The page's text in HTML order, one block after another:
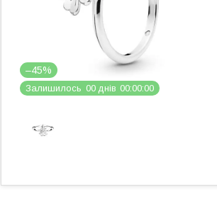
–45%
Залишилось 00 днів 00 00 00